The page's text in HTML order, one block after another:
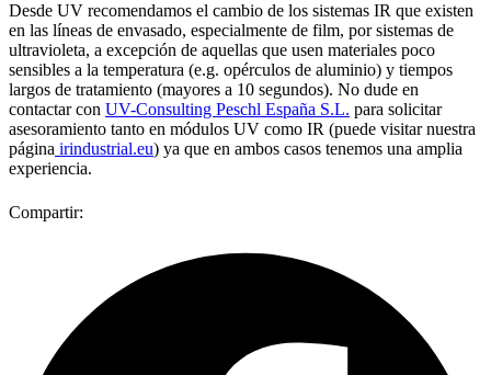
Desde UV recomendamos el cambio de los sistemas IR que existen
en las líneas de envasado, especialmente de film, por sistemas de
ultravioleta, a excepción de aquellas que usen materiales poco
sensibles a la temperatura (e.g. opérculos de aluminio) y tiempos
largos de tratamiento (mayores a 10 segundos). No dude en
contactar con UV-Consulting Peschl España S.L. para solicitar
asesoramiento tanto en módulos UV como IR (puede visitar nuestra
página irindustrial.eu) ya que en ambos casos tenemos una amplia
experiencia.
Compartir: